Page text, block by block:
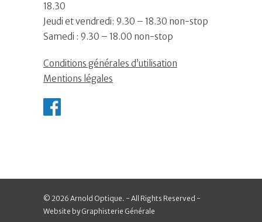
18.30
Jeudi et vendredi: 9.30 – 18.30 non-stop
Samedi : 9.30 – 18.00 non-stop
Conditions générales d’utilisation
Mentions légales
© 2026 Arnold Optique. - All Rights Reserved -
Website by Graphisterie Générale